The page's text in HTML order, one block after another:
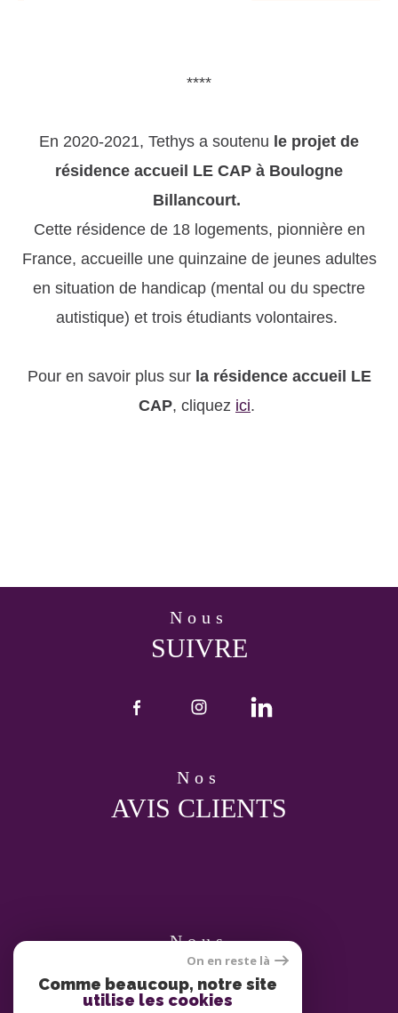
****
En 2020-2021, Tethys a soutenu le projet de
résidence accueil LE CAP à Boulogne
Billancourt.
Cette résidence de 18 logements, pionnière en
France, accueille une quinzaine de jeunes adultes
en situation de handicap (mental ou du spectre
autistique) et trois étudiants volontaires.
Pour en savoir plus sur la résidence accueil LE
CAP, cliquez ici.
nous
SUIVRE
nos
AVIS CLIENTS
nous
ADHÉRONS
On en reste là
Comme beaucoup, notre site
utilise les cookies